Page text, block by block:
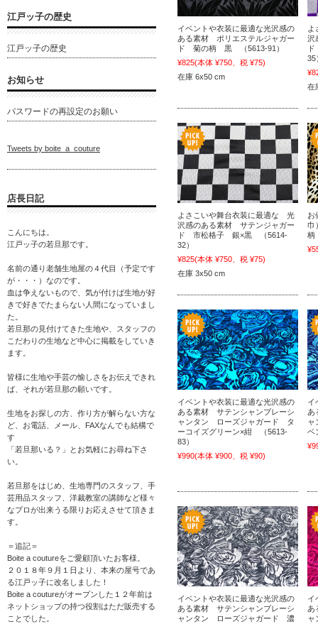
イベントや衣装に最適な光沢感の
ある素材 ポリエステルジャガー
ド 菊の柄 黒 （5613-91）
¥825(本体 ¥750、税 ¥75)
在庫 6x50 cm
沢
35
在
よさこいや舞台衣装に最適な 光
沢感のある素材 サテンジャガー
ド 市松格子 銀×黒 （5614-
32）
¥825(本体 ¥750、税 ¥75)
在庫 3x50 cm
お
巾
柄
イベントや衣装に最適な光沢感の
ある素材 サテンシャンブレーシ
ャンタン ローズジャガード タ
ーコイズグリーン×紺 （5613-
83）
¥990(本体 ¥900、税 ¥90)
イ
あ
ャ
ベ
イベントや衣装に最適な光沢感の
ある素材 サテンシャンブレーシ
ャンタン ローズジャガード 濃
イ
あ
ャ
江戸ッ子の歴史
江戸ッ子の歴史
お知らせ
パスワードの再設定のお願い
Tweets by boite_a_couture
店長日記
こんにちは。
江戸ッ子の若旦那です。
名前の通り老舗生地屋の４代目（予定です
が・・・）なのです。
血は争えないもので、気が付けば生地が好
きで好きでたまらない人間になっていまし
た。
若旦那の見付けてきた生地や、スタッフの
こだわりの生地など中心に掲載をしていき
ます。
皆様に生地や手芸の愉しさをお伝えできれ
ば、それが若旦那の願いです。
生地をお探しの方、作り方が解らない方な
ど、お電話、メール、FAXなんでも結構で
す
「若旦那いる？」とお気軽にお尋ね下さ
い。
若旦那をはじめ、生地専門のスタッフ、手
芸用品スタッフ、洋裁教室の講師など様々
なプロが出来うる限りお応えさせて頂きま
す。
＝追記＝
Boite a coutureをご愛顧頂いたお客様。
２０１８年９月１日より、本来の屋号であ
る江戸ッ子に改名しました！
Boite a coutureがオープンした１２年前は
ネットショップの持つ役割はただ販売する
ことでした。